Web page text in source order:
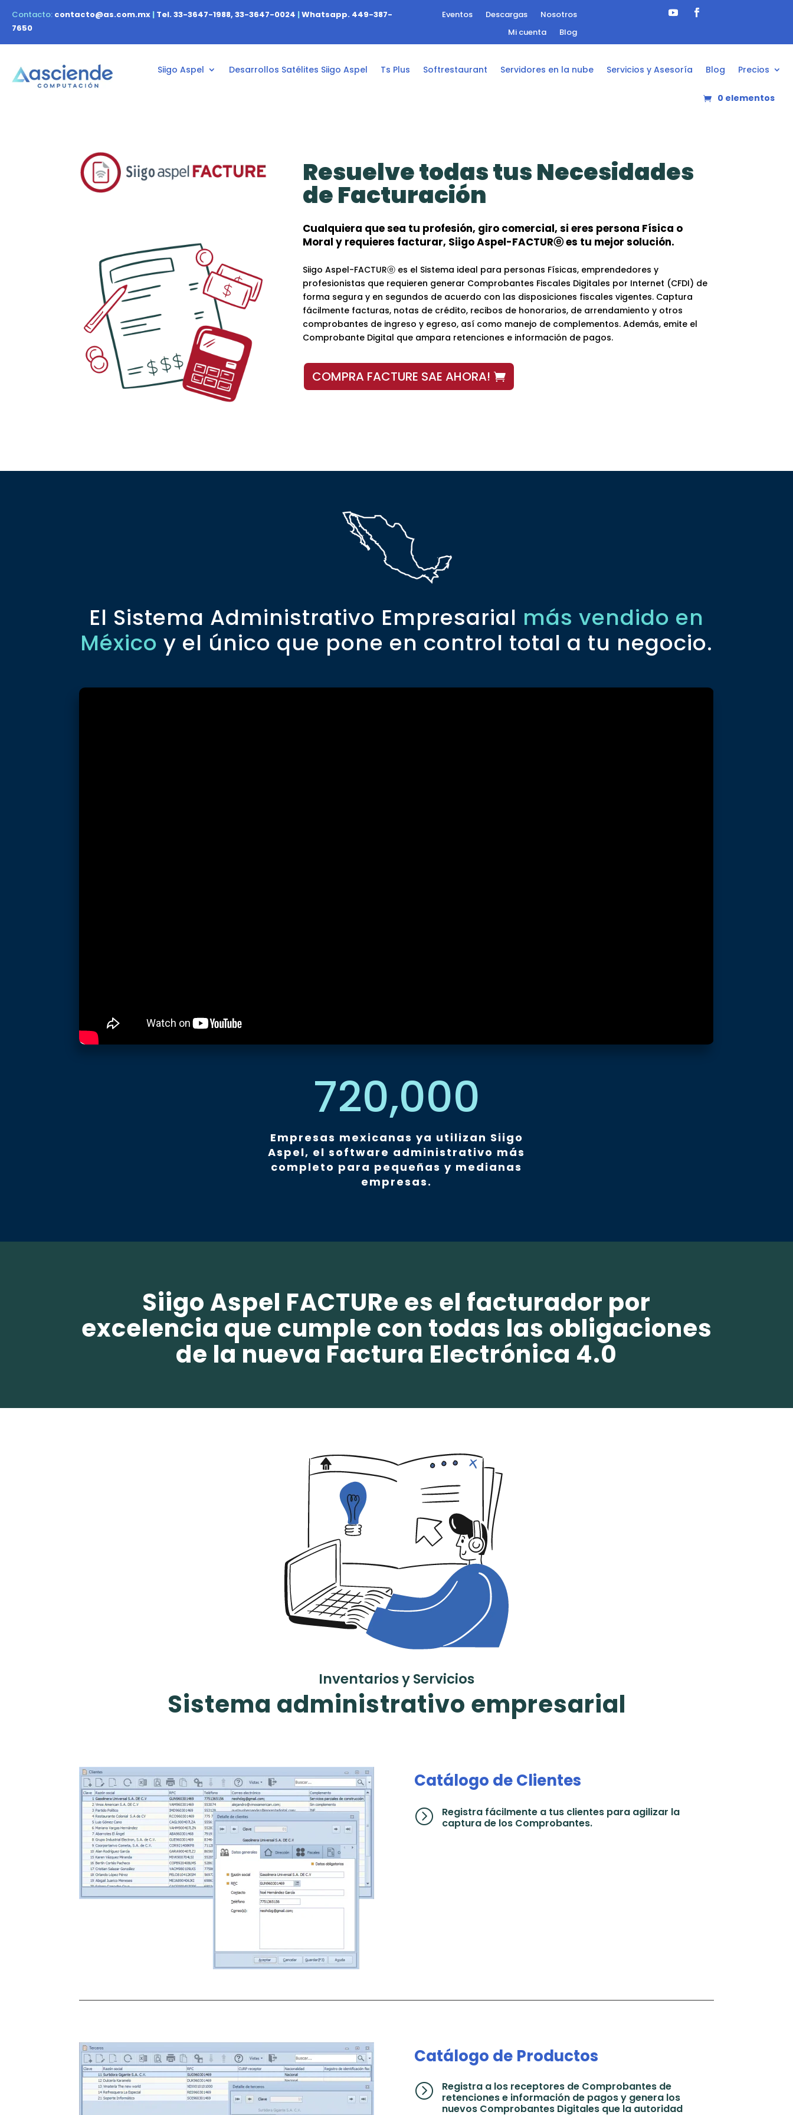
Contacto: contacto@as.com.mx | Tel. 33-3647-1988, 33-3647-0024 |Whatsapp. 449-387-
7650
Eventos Descargas
Nosotros
Mi cuenta
Blog
Siigo Aspel Desarrollos Satélites Siigo Aspel Ts Plus Softrestaurant Servidores en la nube Servicios y Asesoría Blog Precios
0 elementos
Resuelve todas tus Necesidades
de Facturación
Cualquiera que sea tu profesión, giro comercial, si eres persona Física o
Moral y requieres facturar, Siigo Aspel-FACTURⓔ es tu mejor solución.
Siigo Aspel-FACTURⓔ es el Sistema ideal para personas Físicas, emprendedores y
profesionistas que requieren generar Comprobantes Fiscales Digitales por Internet (CFDI) de
forma segura y en segundos de acuerdo con las disposiciones fiscales vigentes. Captura
fácilmente facturas, notas de crédito, recibos de honorarios, de arrendamiento y otros
comprobantes de ingreso y egreso, así como manejo de complementos. Además, emite el
Comprobante Digital que ampara retenciones e información de pagos.
COMPRA FACTURE SAE AHORA!
El Sistema Administrativo Empresarial más vendido en
México y el único que pone en control total a tu negocio.
720,000
Empresas mexicanas ya utilizan Siigo
Aspel, el software administrativo más
completo para pequeñas y medianas
empresas.
Siigo Aspel FACTURe es el facturador por
excelencia que cumple con todas las obligaciones
de la nueva Factura Electrónica 4.0
Inventarios y Servicios
Sistema administrativo empresarial
Catálogo de Clientes
=
Registra fácilmente a tus clientes para agilizar la
captura de los Comprobantes.
Catálogo de Productos
=
Registra a los receptores de Comprobantes de
retenciones e información de pagos y genera los
nuevos Comprobantes Digitales que la autoridad